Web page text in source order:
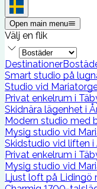
Open main menu
Välj en flik
Destinationer
Smart studio på
Studio vid
Privat enkelrum i
Skidnära lägenhet i
Modern studio med
Mysig studio vid
Skidstudio vid liften i
Privat enkelrum i
Mysig studio vid
Ljust loft på Lidingö